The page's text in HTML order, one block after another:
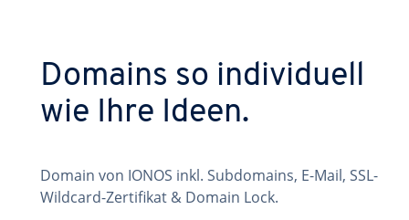
Domains so individuell
wie Ihre Ideen.
Domain von IONOS inkl. Subdomains, E-Mail, SSL-
Wildcard-Zertifikat & Domain Lock.